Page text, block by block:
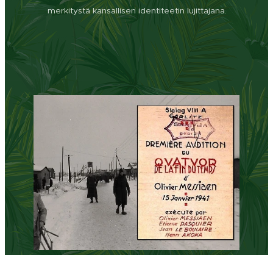
merkitystä kansallisen identiteetin lujittajana.